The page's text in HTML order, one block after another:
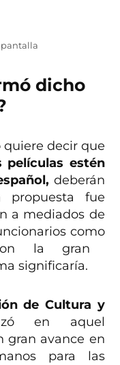
pantalla
dicho
quiere decir que
películas estén
deberán
propuesta fue
a mediados de
como
la gran
significaría.
de Cultura y
en aquel
gran avance en
para las